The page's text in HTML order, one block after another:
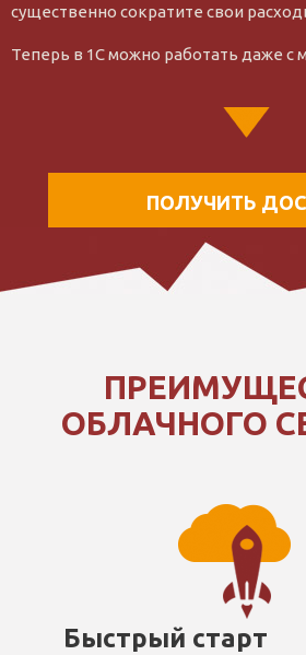
существенно сократите свои
Теперь в 1С можно работать даже с
ПОЛУЧИТЬ
ОБЛАЧНОГО
Быстрый старт